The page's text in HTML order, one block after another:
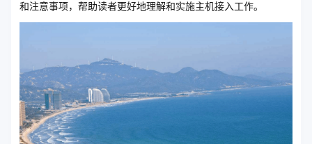
和注意事项，帮助读者更好地理解和实施主机接入工作。